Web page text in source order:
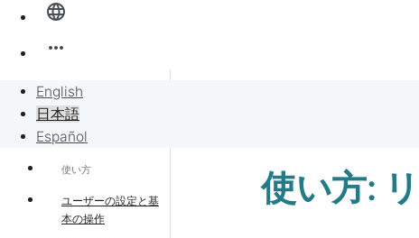
language
more_horiz
English
日本語
Español
リクエスト
リクエストに販売
サポート・ホーム
使い方
ユーザーの設定と基
本の操作
使い方: